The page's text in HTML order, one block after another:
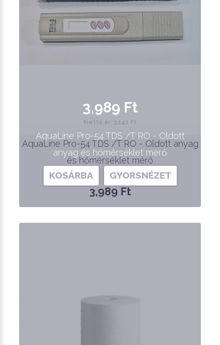
AquaLine Pro-54 TDS /T RO - Oldott anyag
és hőmérséklet mérő
3,989 Ft
3,989 Ft
Nettó ár: 3,141 Ft
AquaLine Pro-54 TDS /T RO - Oldott
anyag és hőmérséklet mérő
KOSÁRBA GYORSNÉZET